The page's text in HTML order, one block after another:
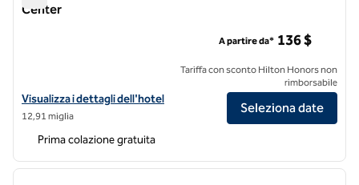
Center
Visualizza i dettagli dell'hotel Home2 by Hilton Denver Downtown
Visualizza i dettagli dell'hotel
12,91 miglia
A partire da* 136 $
Tariffa con sconto Hilton Honors non
rimborsabile
Seleziona date
Prima colazione gratuita
1 di 12